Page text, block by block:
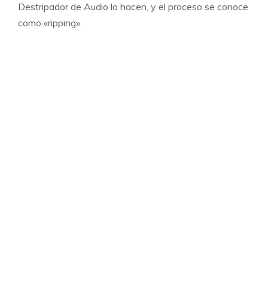
Destripador de Audio lo hacen, y el proceso se conoce
como «ripping».